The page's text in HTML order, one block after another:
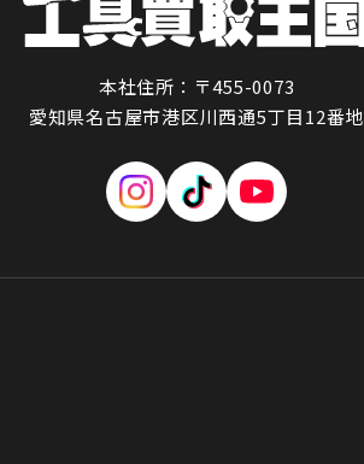
本社住所：〒455-0073
愛知県名古屋市港区川西通5丁目12番地